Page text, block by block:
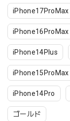
iPhone17ProMax
iPhone16ProMax
iPhone14Plus
iPhone15ProMax
iPhone14Pro
ゴールド